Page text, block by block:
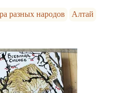
разных народов
Алтай